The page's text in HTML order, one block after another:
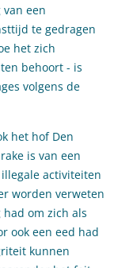
een
te gedragen
het zich
behoort - is
volgens de
het hof Den
is van een
activiteiten
worden verweten
om zich als
ook een eed had
kunnen